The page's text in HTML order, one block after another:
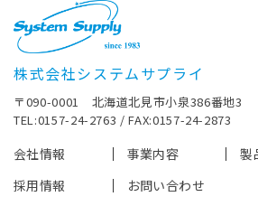
株式会社システムサプライ
〒090-0001 北海道北見市小泉386番地3
TEL:0157-24-2763 / FAX:0157-24-2873
会社情報 事業内容
製
採用情報
お問い合わせ